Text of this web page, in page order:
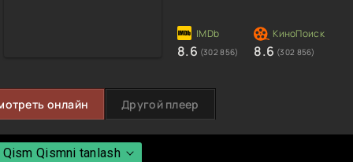
8.6 (302 856) 8.6 (302 856)
онлайн Другой плеер
Qism Qismni tanlash